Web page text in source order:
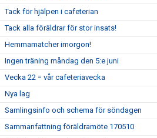
Tack för hjälpen i cafeterian
Tack alla föräldrar för stor insats!
Hemmamatcher imorgon!
Ingen träning måndag den 5:e juni
Vecka 22 = vår cafeteriavecka
Nya lag
Samlingsinfo och schema för söndagen
Sammanfattning föräldramöte 170510